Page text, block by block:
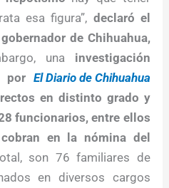
esa figura”, declaró el
de Chihuahua,
una investigación
por El Diario de Chihuahua
en distinto grado y
funcionarios, entre ellos
en la nómina del
son 76 familiares de
en diversos cargos